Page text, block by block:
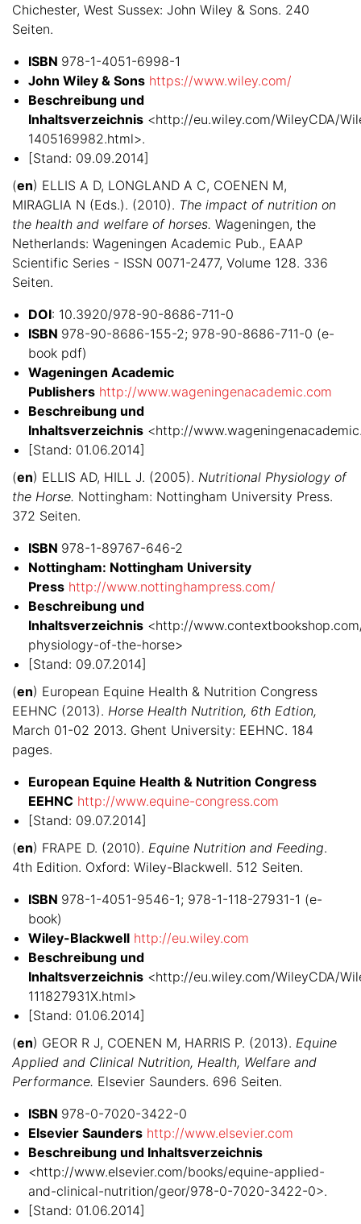
Chichester, West Sussex: John Wiley & Sons. 240
Seiten.
ISBN 978-1-4051-6998-1
John Wiley & Sons https://www.wiley.com/
Beschreibung und
Inhaltsverzeichnis <http://eu.wiley.com/WileyCDA/
1405169982.html>.
[Stand: 09.09.2014]
(en) ELLIS A D, LONGLAND A C, COENEN M,
MIRAGLIA N (Eds.). (2010). The impact of nutrition on
the health and welfare of horses. Wageningen, the
Netherlands: Wageningen Academic Pub., EAAP
Scientific Series - ISSN 0071-2477, Volume 128. 336
Seiten.
DOI: 10.3920/978-90-8686-711-0
ISBN 978-90-8686-155-2; 978-90-8686-711-0 (e-
book pdf)
Wageningen Academic
Publishers http://www.wageningenacademic.com
Beschreibung und
Inhaltsverzeichnis <http://
[Stand: 01.06.2014]
(en) ELLIS AD, HILL J. (2005). Nutritional Physiology of
the Horse. Nottingham: Nottingham University Press.
372 Seiten.
ISBN 978-1-89767-646-2
Nottingham: Nottingham University
Press http://www.nottinghampress.com/
Beschreibung und
Inhaltsverzeichnis <http://
physiology-of-the-horse>
[Stand: 09.07.2014]
(en) European Equine Health & Nutrition Congress
EEHNC (2013). Horse Health Nutrition, 6th Edtion,
March 01-02 2013. Ghent University: EEHNC. 184
pages.
European Equine Health & Nutrition Congress
EEHNC http://www.equine-congress.com
[Stand: 09.07.2014]
(en) FRAPE D. (2010). Equine Nutrition and Feeding.
4th Edition. Oxford: Wiley-Blackwell. 512 Seiten.
ISBN 978-1-4051-9546-1; 978-1-118-27931-1 (e-
book)
Wiley-Blackwell http://eu.wiley.com
Beschreibung und
Inhaltsverzeichnis <http://eu.wiley.com/WileyCDA/
111827931X.html>
[Stand: 01.06.2014]
(en) GEOR R J, COENEN M, HARRIS P. (2013). Equine
Applied and Clinical Nutrition, Health, Welfare and
Performance. Elsevier Saunders. 696 Seiten.
ISBN 978-0-7020-3422-0
Elsevier Saunders http://www.elsevier.com
Beschreibung und Inhaltsverzeichnis
<http://www.elsevier.com/books/equine-applied-
and-clinical-nutrition/geor/978-0-7020-3422-0>.
[Stand: 01.06.2014]